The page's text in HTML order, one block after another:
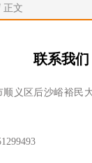
正文
联系我们
顺义区后沙峪裕民